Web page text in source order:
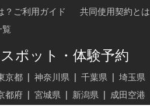
？ご利用ガイド
共同使用契約とは
覧
ポット・体験予約
京都 神奈川県 千葉県 埼玉県
都府 宮城県 新潟県 成田空港